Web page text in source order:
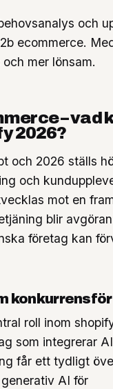
och
ecommerce.
mer lönsam.
– vad
2026?
och 2026 ställs
och
mot en
blir
företag kan
roll inom
som integrerar
får ett tydligt
AI för